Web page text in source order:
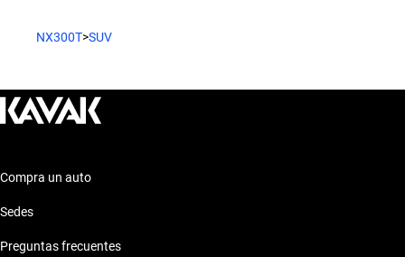
NX300T>SUV
Compra un auto
Sedes
Preguntas frecuentes